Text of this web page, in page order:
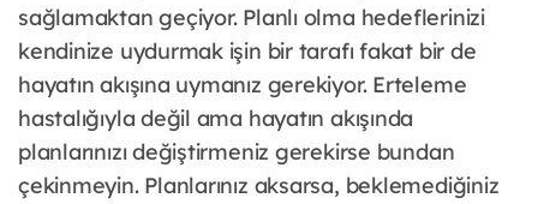
sağlamaktan geçiyor. Planlı olma hedeflerinizi
kendinize uydurmak işin bir tarafı fakat bir de
hayatın akışına uymanız gerekiyor. Erteleme
hastalığıyla değil ama hayatın akışında
planlarınızı değiştirmeniz gerekirse bundan
çekinmeyin. Planlarınız aksarsa, beklemediğiniz